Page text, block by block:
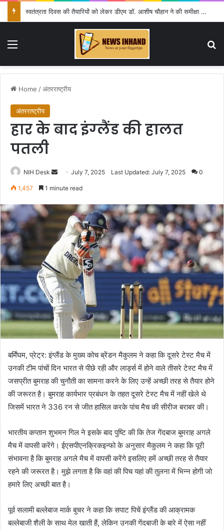
स्वतंत्रता दिवस की तैयारियों को लेकर डीएम डॉ. आशीष चौहान ने की समीक्षा बैठक
Menu
Home /अंतरराष्ट्रीय
अंतरराष्ट्रीय
हार के बाद इंग्‍लैंड की हालत
पतली
NIH Desk
SendJuly 7, 2025 Last Updated: July 7, 2025 0
1,457 1 minute read
बर्मिंघम, प्रेट्र: इंग्लैंड के मुख्य कोच ब्रेंडन मैकुलम ने कहा कि दूसरे टेस्ट मैच में
उनकी टीम पांचों दिन भारत से पीछे रही और ला‌र्ड्स में होने वाले तीसरे टेस्ट मैच में
जसप्रीत बुमराह की चुनौती का सामना करने के लिए उन्हें अच्छी तरह से तैयार होने
की जरूरत है। बुमराह कार्यभार प्रबंधन के तहत दूसरे टेस्ट मैच में नहीं खेले थे
जिसमें भारत ने 336 रन से जीत हासिल करके पांच मैच की सीरीज बराबर की।
भारतीय कप्तान शुभमन गिल ने इसके बाद पुष्टि की कि तेज गेंदबाज बुमराह अगले
मैच में वापसी करेंगे। ईएसपीएनक्रिकइन्फो के अनुसार मैकुलम ने कहा कि पूरी
संभावना है कि बुमराह अगले मैच में वापसी करेंगे इसलिए हमें अच्छी तरह से तैयार
रहने की जरूरत है। मुझे लगता है कि वहां की पिच यहां की तुलना में भिन्न होगी जो
हमारे लिए अच्छी बात है।
पूर्व सलामी बल्लेबाज मार्क बुचर ने कहा कि सपाट पिचें इंग्लैंड की आक्रामक
बल्लेबाजी शैली के साथ मेल खाती हैं, लेकिन उनकी गेंदबाजी के बारे में ऐसा नहीं